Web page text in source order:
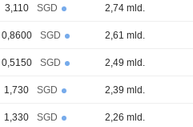
3,110 SGD 2,74 mld.
0,8600 SGD 2,61 mld.
0,5150 SGD 2,49 mld.
1,730 SGD 2,39 mld.
1,330 SGD 2,26 mld.